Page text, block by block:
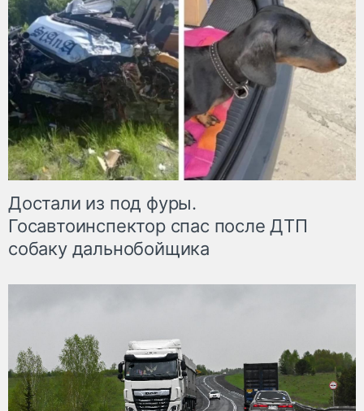
Достали из под фуры.
Госавтоинспектор спас после ДТП
собаку дальнобойщика